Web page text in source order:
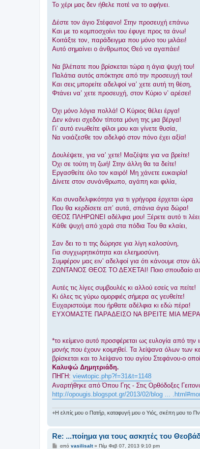
Το χέρι μας δεν ήθελε ποτέ να το αφήνει.
Δέστε τον άγιο Στέφανο! Στην προσευχή επάνω
Και με το κομποσχοίνι του έφυγε προς τα άνω!
Κοιτάξτε τον, παράδειγμα που μόνο του μιλάει!
Αυτό σημαίνει ο άνθρωπος Θεό να αγαπάει!
Να βλέπατε που βρίσκεται τώρα η άγια ψυχή του!
Παλάτια αυτός απόκτησε από την προσευχή του!
Και σεις μπορείτε αδελφοί να’ χετε αυτή τη θέση,
Φτάνει να’ χετε προσευχή, στον Κύριο ν’ αρέσει!
Όχι μόνο λόγια πολλά! Ο Κύριος θέλει έργα!
Δεν κάνει σχεδόν τίποτα μόνη της μια βέργα!
Γι’ αυτό ενωθείτε φίλοι μου και γίνετε θυσία,
Να νοιάζεσθε τον αδελφό στον πόνο έχει αξία!
Δουλέψετε, για να’ χετε! Μαζέψτε για να βρείτε!
Όχι σε τούτη τη ζωή! Στην άλλη θα τα δείτε!
Εργασθείτε όλο τον καιρό! Μη χάνετε ευκαιρία!
Δίνετε στον συνάνθρωπο, αγάπη και φιλία,
Και συναδελφικότητα για τι γρήγορα έρχεται ώρα
Που θα κερδίσετε απ’ αυτά, σπάνια άγια δώρα!
ΘΕΟΣ ΠΛΗΡΩΝΕΙ αδέλφια μου! Ξέρετε αυτό τι
Κάθε ψυχή από χαρά στα πόδια Του θα κλαίει,
Σαν δει το τι της δώρησε για λίγη καλοσύνη,
Για συγχωρητικότητα και ελεημοσύνη.
Συμφέρον μας ειν’ αδελφοί για ότι κάνουμε στον
ΖΩΝΤΑΝΟΣ ΘΕΟΣ ΤΟ ΔΕΧΕΤΑΙ! Ποιο σπουδαίο
Αυτές τις λίγες συμβουλές κι αλλού εσείς να πείτε!
Κι όλες τις γύρω ομορφιές σήμερα ας γευθείτε!
Ευχαριστούμε που ήρθατε αδέλφια κι εδώ πέρα!
ΕΥΧΟΜΑΣΤΕ ΠΑΡΑΔΕΙΣΟ ΝΑ ΒΡΕΙΤΕ ΜΙΑ
*το κείμενο αυτό προσφέρεται ως ευλογία από την
μονής που έχουν κοιμηθεί. Τα λείψανα όλων των
βρίσκεται και το λείψανο του αγίου Στεφάνου-ο
Καλυψώ Δημητριάδη.
ΠΗΓΗ: viewtopic.php?f=31&t=1148
Αναρτήθηκε από Όπου Γης - Στις Ορθόδοξες
http://opougis.blogspot.gr/2013/02/blog ...
+Η ελπίς μου ο Πατήρ, καταφυγή μου ο Υιός, σκέπη μου το
Re: ...ποίημα για τους ασκητές του
Δαπό vasilisalt» Πέμ Φεβ 07, 2013 9:10 pm